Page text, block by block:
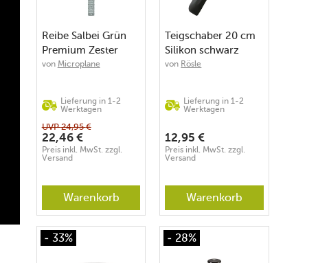
Reibe Salbei Grün
Premium Zester
von Microplane
Lieferung in 1-2
Werktagen
UVP24,95 €
22,46 €
Preis inkl. MwSt. zzgl.
Versand
Warenkorb
Teigschaber 20 cm
Silikon schwarz
von Rösle
Lieferung in 1-2
Werktagen
12,95 €
Preis inkl. MwSt. zzgl.
Versand
Warenkorb
- 33% - 28%